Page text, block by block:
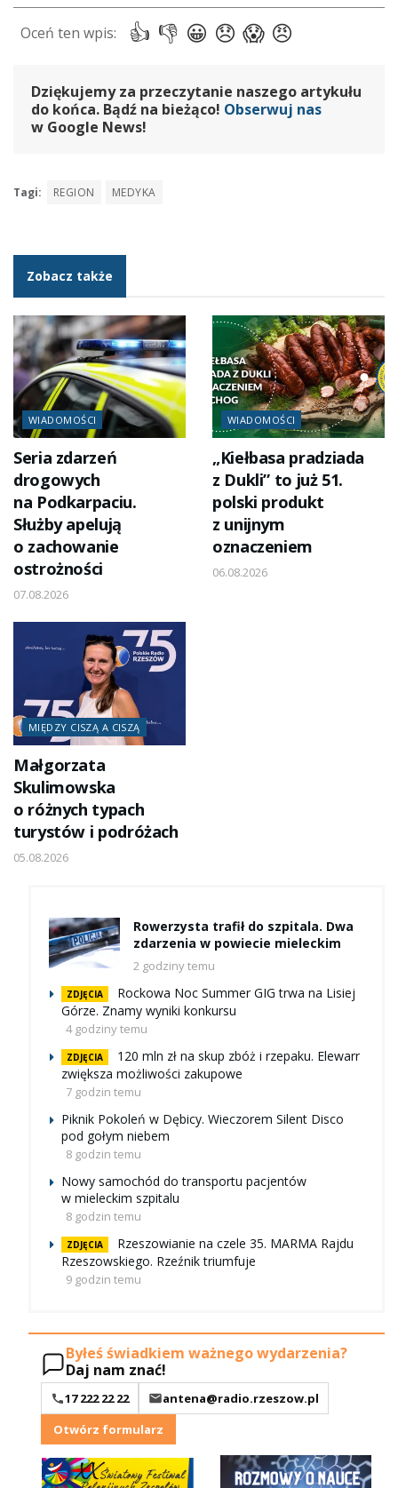
Dziękujemy za przeczytanie naszego artykułu
do końca. Bądź na bieżąco! Obserwuj nas
w Google News!
Tagi: REGION MEDYKA
Zobacz także
WIADOMOŚCI
Seria zdarzeń
drogowych
na Podkarpaciu.
Służby apelują
o zachowanie
ostrożności
07.08.2026
WIADOMOŚCI
„Kiełbasa pradziada
z Dukli” to już 51.
polski produkt
z unijnym
oznaczeniem
06.08.2026
MIĘDZY CISZĄ A CISZĄ
Małgorzata
Skulimowska
o różnych typach
turystów i podróżach
05.08.2026
Rowerzysta trafił do szpitala. Dwa
zdarzenia w powiecie mieleckim
2 godziny temu
ZDJĘCIA
Rockowa Noc Summer GIG trwa na Lisiej
Górze. Znamy wyniki konkursu
4 godziny temu
ZDJĘCIA
120 mln zł na skup zbóż i rzepaku. Elewarr
zwiększa możliwości zakupowe
7 godzin temu
Piknik Pokoleń w Dębicy. Wieczorem Silent Disco
pod gołym niebem
8 godzin temu
Nowy samochód do transportu pacjentów
w mieleckim szpitalu
8 godzin temu
ZDJĘCIA
Rzeszowianie na czele 35. MARMA Rajdu
Rzeszowskiego. Rzeźnik triumfuje
9 godzin temu
Byłeś świadkiem ważnego wydarzenia?
Daj nam znać!
17 222 22 22
antena@radio.rzeszow.pl
Otwórz formularz